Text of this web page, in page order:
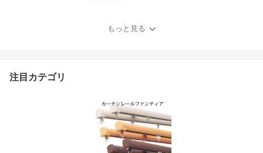
ョン 防炎 防汚 ホルムア
ルデヒド不使用 裏表生地
もっと見る
注目カテゴリ